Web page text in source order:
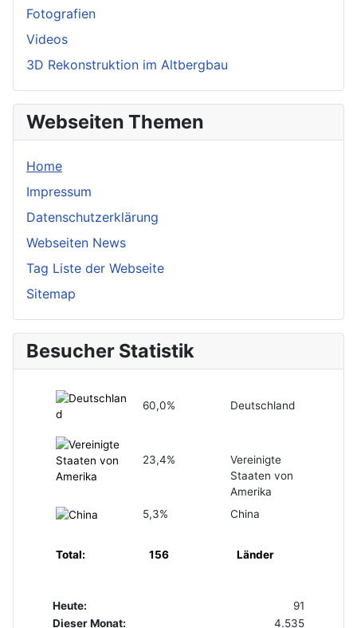
Fotografien
Videos
3D Rekonstruktion im Altbergbau
Webseiten Themen
Home
Impressum
Datenschutzerklärung
Webseiten News
Tag Liste der Webseite
Sitemap
Besucher Statistik
60,0% Deutschland
23,4%
Vereinigte
Staaten von
Amerika
5,3%
China
Total: 156 Länder
Heute:
91
Dieser Monat:
4.535